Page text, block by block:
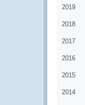
2019
2018
2017
2016
2015
2014